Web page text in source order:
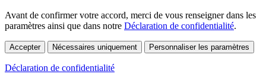
Avant de confirmer votre accord, merci de vous renseigner dans les
paramètres ainsi que dans notre Déclaration de confidentialité.
Accepter Nécessaires uniquement Personnaliser les paramètres
Déclaration de confidentialité